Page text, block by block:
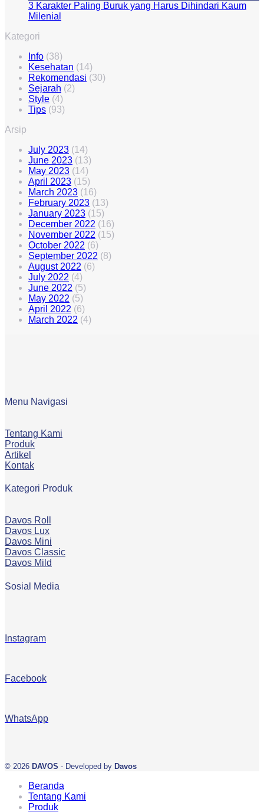
3 Karakter Paling Buruk yang Harus Dihindari Kaum
Milenial
Kategori
Info (38)
Kesehatan (14)
Rekomendasi (30)
Sejarah (2)
Style (4)
Tips (93)
Arsip
July 2023 (14)
June 2023 (13)
May 2023 (14)
April 2023 (15)
March 2023 (16)
February 2023 (13)
January 2023 (15)
December 2022 (16)
November 2022 (15)
October 2022 (6)
September 2022 (8)
August 2022 (6)
July 2022 (4)
June 2022 (5)
May 2022 (5)
April 2022 (6)
March 2022 (4)
Menu Navigasi
Tentang Kami
Produk
Artikel
Kontak
Kategori Produk
Davos Roll
Davos Lux
Davos Mini
Davos Classic
Davos Mild
Sosial Media
Instagram
Facebook
WhatsApp
© 2026 DAVOS - Developed by Davos
Beranda
Tentang Kami
Produk